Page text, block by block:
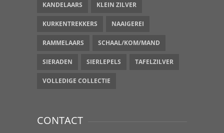
KANDELAARS KLEIN ZILVER
KURKENTREKKERS NAAIGEREI
RAMMELAARS SCHAAL/KOM/MAND
SIERADEN SIERLEPELS TAFELZILVER
VOLLEDIGE COLLECTIE
CONTACT